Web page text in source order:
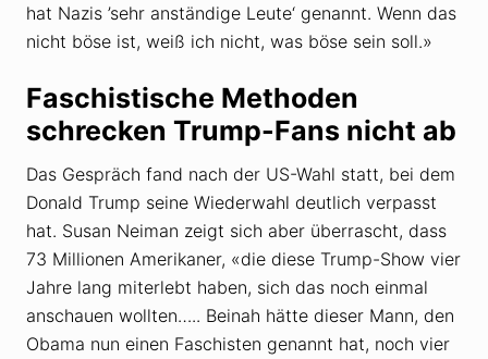
hat Nazis ’sehr anständige Leute‘ genannt. Wenn das
nicht böse ist, weiß ich nicht, was böse sein soll.»
Faschistische Methoden
schrecken Trump-Fans nicht ab
Das Gespräch fand nach der US-Wahl statt, bei dem
Donald Trump seine Wiederwahl deutlich verpasst
hat. Susan Neiman zeigt sich aber überrascht, dass
73 Millionen Amerikaner, «die diese Trump-Show vier
Jahre lang miterlebt haben, sich das noch einmal
anschauen wollten….. Beinah hätte dieser Mann, den
Obama nun einen Faschisten genannt hat, noch vier